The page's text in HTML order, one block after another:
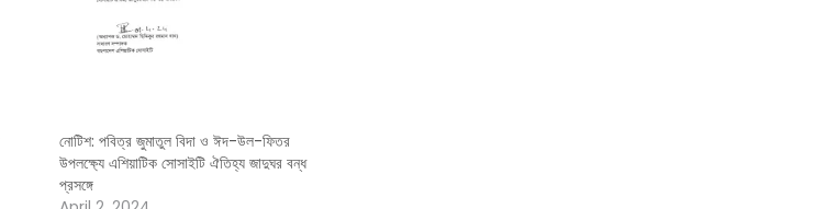
নোটিশ: পবিত্র জুমাতুল বিদা ও ঈদ-উল-ফিতর
উপলক্ষ্যে এশিয়াটিক সোসাইটি ঐতিহ্য জাদুঘর বন্ধ
প্রসঙ্গে